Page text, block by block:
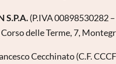
S.P.A.(P.IVA 00898530282 –
Corso delle Terme, 7,
Cecchinato (C.F.